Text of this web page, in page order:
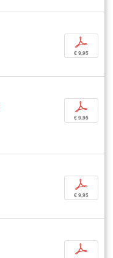
p
€ 9,95
p
€ 9,95
p
€ 9,95
p